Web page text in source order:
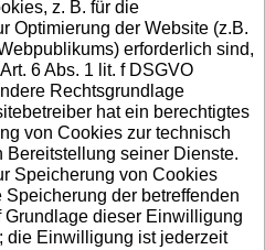
z. B. für die
Optimierung der Website (z.B.
erforderlich sind,
6 Abs. 1 lit. f DSGVO
Rechtsgrundlage
hat ein berechtigtes
von Cookies zur technisch
Bereitstellung seiner Dienste.
Speicherung von Cookies
der betreffenden
dieser Einwilligung
die Einwilligung ist jederzeit